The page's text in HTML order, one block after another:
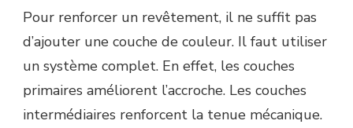
Pour renforcer un revêtement, il ne suffit pas
d’ajouter une couche de couleur. Il faut utiliser
un système complet. En effet, les couches
primaires améliorent l’accroche. Les couches
intermédiaires renforcent la tenue mécanique.